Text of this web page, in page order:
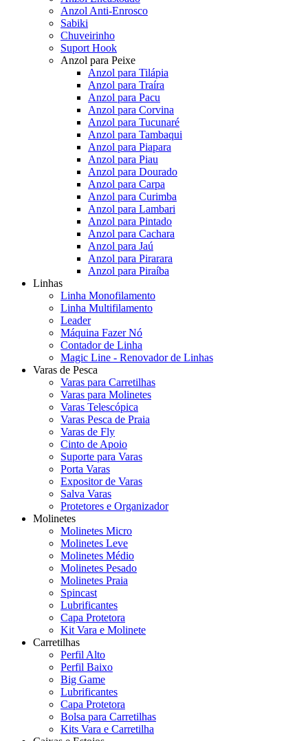
Anzol Anti-Enrosco
Sabiki
Chuveirinho
Suport Hook
Anzol para Peixe
Anzol para Tilápia
Anzol para Traíra
Anzol para Pacu
Anzol para Corvina
Anzol para Tucunaré
Anzol para Tambaqui
Anzol para Piapara
Anzol para Piau
Anzol para Dourado
Anzol para Carpa
Anzol para Curimba
Anzol para Lambari
Anzol para Pintado
Anzol para Cachara
Anzol para Jaú
Anzol para Pirarara
Anzol para Piraíba
Linhas
Linha Monofilamento
Linha Multifilamento
Leader
Máquina Fazer Nó
Contador de Linha
Magic Line - Renovador de Linhas
Varas de Pesca
Varas para Carretilhas
Varas para Molinetes
Varas Telescópica
Varas Pesca de Praia
Varas de Fly
Cinto de Apoio
Suporte para Varas
Porta Varas
Expositor de Varas
Salva Varas
Protetores e Organizador
Molinetes
Molinetes Micro
Molinetes Leve
Molinetes Médio
Molinetes Pesado
Molinetes Praia
Spincast
Lubrificantes
Capa Protetora
Kit Vara e Molinete
Carretilhas
Perfil Alto
Perfil Baixo
Big Game
Lubrificantes
Capa Protetora
Bolsa para Carretilhas
Kits Vara e Carretilha